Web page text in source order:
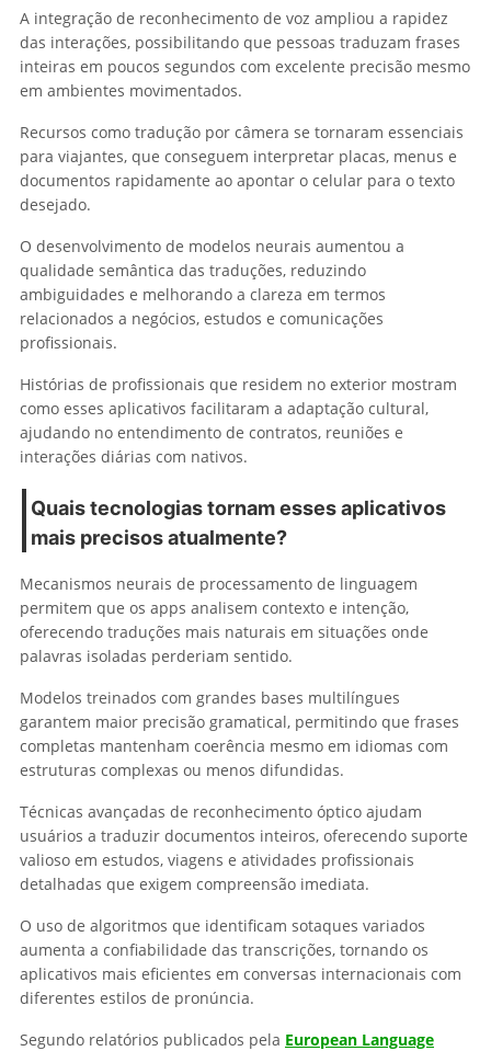
A integração de reconhecimento de voz ampliou a rapidez
das interações, possibilitando que pessoas traduzam frases
inteiras em poucos segundos com excelente precisão mesmo
em ambientes movimentados.
Recursos como tradução por câmera se tornaram essenciais
para viajantes, que conseguem interpretar placas, menus e
documentos rapidamente ao apontar o celular para o texto
desejado.
O desenvolvimento de modelos neurais aumentou a
qualidade semântica das traduções, reduzindo
ambiguidades e melhorando a clareza em termos
relacionados a negócios, estudos e comunicações
profissionais.
Histórias de profissionais que residem no exterior mostram
como esses aplicativos facilitaram a adaptação cultural,
ajudando no entendimento de contratos, reuniões e
interações diárias com nativos.
Quais tecnologias tornam esses aplicativos
mais precisos atualmente?
Mecanismos neurais de processamento de linguagem
permitem que os apps analisem contexto e intenção,
oferecendo traduções mais naturais em situações onde
palavras isoladas perderiam sentido.
Modelos treinados com grandes bases multilíngues
garantem maior precisão gramatical, permitindo que frases
completas mantenham coerência mesmo em idiomas com
estruturas complexas ou menos difundidas.
Técnicas avançadas de reconhecimento óptico ajudam
usuários a traduzir documentos inteiros, oferecendo suporte
valioso em estudos, viagens e atividades profissionais
detalhadas que exigem compreensão imediata.
O uso de algoritmos que identificam sotaques variados
aumenta a confiabilidade das transcrições, tornando os
aplicativos mais eficientes em conversas internacionais com
diferentes estilos de pronúncia.
Segundo relatórios publicados pela European Language